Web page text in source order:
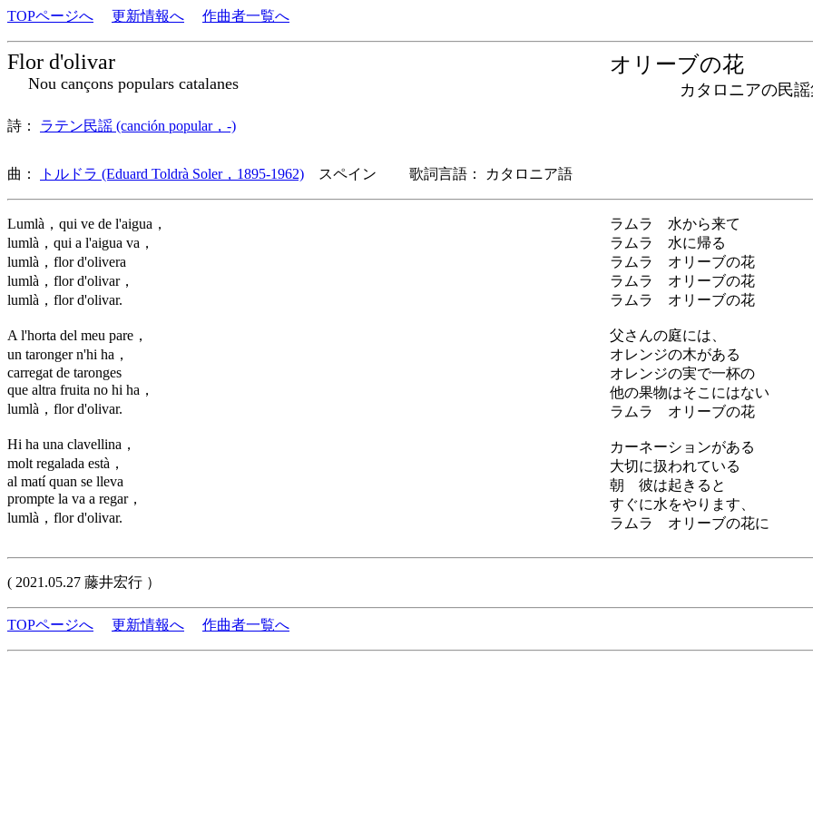
TOPページへ 更新情報へ 作曲者一覧へ
Flor d'olivar
Nou cançons populars catalanes
オリーブの花
カタロニアの民謡
詩： ラテン民謡 (canción popular，-)
曲： トルドラ (Eduard Toldrà Soler，1895-1962) スペイン 歌詞言語： カタロニア語
Lumlà，qui ve de l'aigua，
lumlà，qui a l'aigua va，
lumlà，flor d'olivera
lumlà，flor d'olivar，
lumlà，flor d'olivar.
A l'horta del meu pare，
un taronger n'hi ha，
carregat de taronges
que altra fruita no hi ha，
lumlà，flor d'olivar.
Hi ha una clavellina，
molt regalada està，
al matí quan se lleva
prompte la va a regar，
lumlà，flor d'olivar.
ラムラ 水から来て
ラムラ 水に帰る
ラムラ オリーブの花
ラムラ オリーブの花
ラムラ オリーブの花
父さんの庭には、
オレンジの木がある
オレンジの実で一杯の
他の果物はそこにはない
ラムラ オリーブの花
カーネーションがある
大切に扱われている
朝 彼は起きると
すぐに水をやります、
ラムラ オリーブの花に
( 2021.05.27 藤井宏行 ）
TOPページへ 更新情報へ 作曲者一覧へ